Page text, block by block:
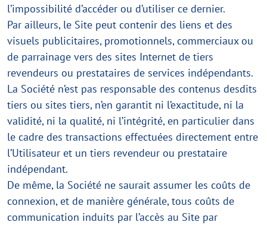
l’impossibilité d’accéder ou d’utiliser ce dernier.
Par ailleurs, le Site peut contenir des liens et des
visuels publicitaires, promotionnels, commerciaux ou
de parrainage vers des sites Internet de tiers
revendeurs ou prestataires de services indépendants.
La Société n’est pas responsable des contenus desdits
tiers ou sites tiers, n’en garantit ni l’exactitude, ni la
validité, ni la qualité, ni l’intégrité, en particulier dans
le cadre des transactions effectuées directement entre
l’Utilisateur et un tiers revendeur ou prestataire
indépendant.
De même, la Société ne saurait assumer les coûts de
connexion, et de manière générale, tous coûts de
communication induits par l’accès au Site par